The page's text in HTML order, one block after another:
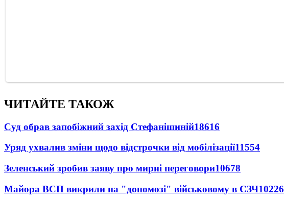
ЧИТАЙТЕ ТАКОЖ
Суд обрав запобіжний захід Стефанішиній18616
Уряд ухвалив зміни щодо відстрочки від мобілізації11554
Зеленський зробив заяву про мирні переговори10678
Майора ВСП викрили на "допомозі" військовому в СЗЧ10226